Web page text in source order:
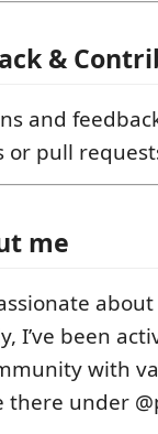
&
and
or pull
me
I’ve been
with
there under